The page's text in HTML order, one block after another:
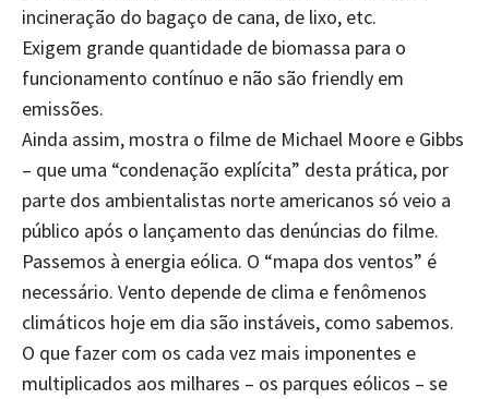
incineração do bagaço de cana, de lixo, etc.
Exigem grande quantidade de biomassa para o
funcionamento contínuo e não são friendly em
emissões.
Ainda assim, mostra o filme de Michael Moore e Gibbs
– que uma “condenação explícita” desta prática, por
parte dos ambientalistas norte americanos só veio a
público após o lançamento das denúncias do filme.
Passemos à energia eólica. O “mapa dos ventos” é
necessário. Vento depende de clima e fenômenos
climáticos hoje em dia são instáveis, como sabemos.
O que fazer com os cada vez mais imponentes e
multiplicados aos milhares – os parques eólicos – se